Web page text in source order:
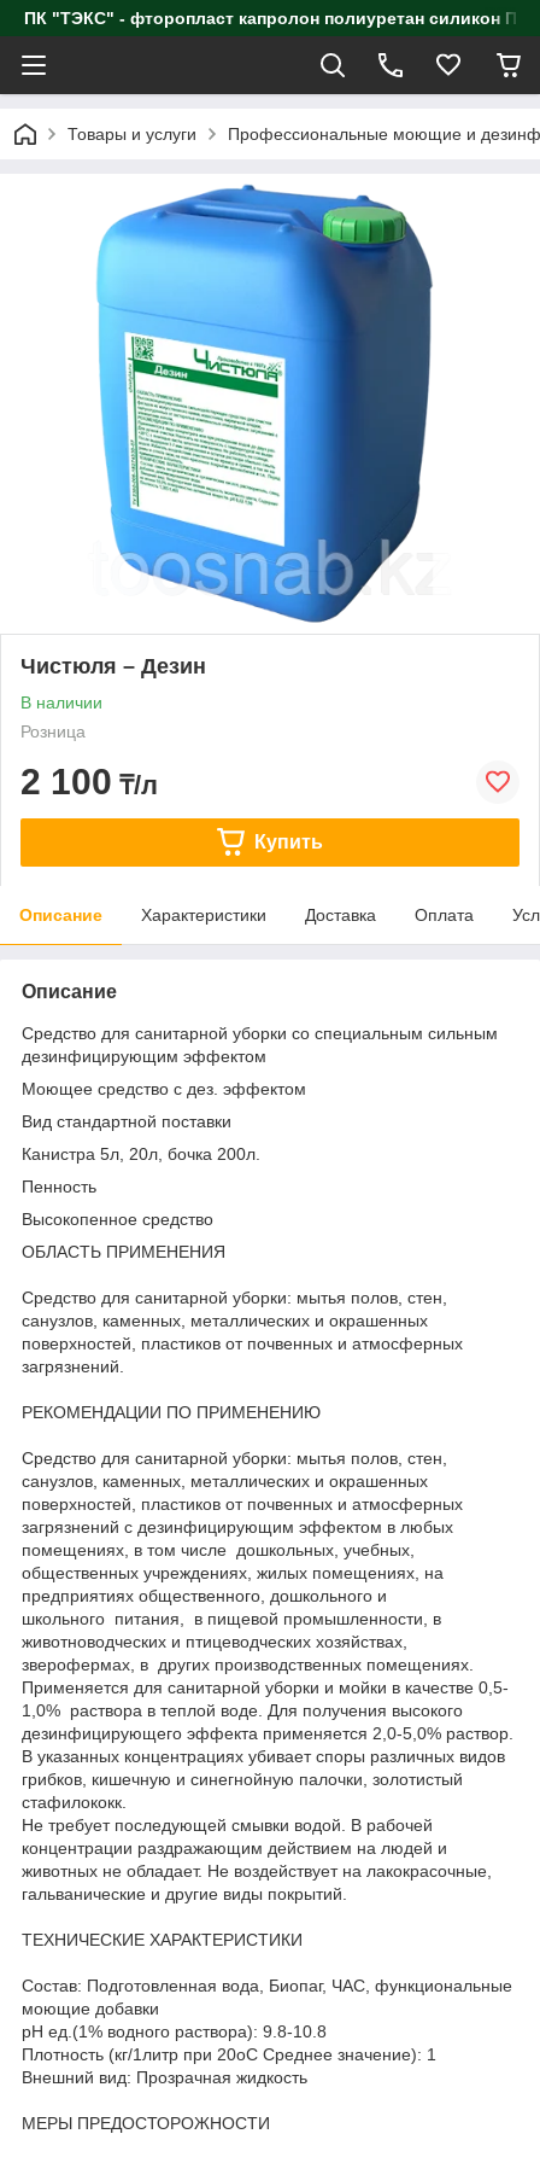
ПК "ТЭКС" - фторопласт капролон полиуретан
Товары и услуги Профессиональные моющие и
Чистюля – Дезин
В наличии
Розница
2 100 ₸/л
Купить
Описание Характеристики Доставка Оплата
Описание
Средство для санитарной уборки со специальным сильным
дезинфицирующим эффектом
Моющее средство с дез. эффектом
Вид стандартной поставки
Канистра 5л, 20л, бочка 200л.
Пенность
Высокопенное средство
ОБЛАСТЬ ПРИМЕНЕНИЯ
Средство для санитарной уборки: мытья полов, стен,
санузлов, каменных, металлических и окрашенных
поверхностей, пластиков от почвенных и атмосферных
загрязнений.
РЕКОМЕНДАЦИИ ПО ПРИМЕНЕНИЮ
Средство для санитарной уборки: мытья полов, стен,
санузлов, каменных, металлических и окрашенных
поверхностей, пластиков от почвенных и атмосферных
загрязнений с дезинфицирующим эффектом в любых
помещениях, в том числе дошкольных, учебных,
общественных учреждениях, жилых помещениях, на
предприятиях общественного, дошкольного и
школьного питания, в пищевой промышленности, в
животноводческих и птицеводческих хозяйствах,
зверофермах, в других производственных помещениях.
Применяется для санитарной уборки и мойки в качестве 0,5-
1,0% раствора в теплой воде. Для получения высокого
дезинфицирующего эффекта применяется 2,0-5,0% раствор.
В указанных концентрациях убивает споры различных видов
грибков, кишечную и синегнойную палочки, золотистый
стафилококк.
Не требует последующей смывки водой. В рабочей
концентрации раздражающим действием на людей и
животных не обладает. Не воздействует на лакокрасочные,
гальванические и другие виды покрытий.
ТЕХНИЧЕСКИЕ ХАРАКТЕРИСТИКИ
Состав: Подготовленная вода, Биопаг, ЧАС, функциональные
моющие добавки
рН ед.(1% водного раствора): 9.8-10.8
Плотность (кг/1литр при 20оС Среднее значение): 1
Внешний вид: Прозрачная жидкость
МЕРЫ ПРЕДОСТОРОЖНОСТИ